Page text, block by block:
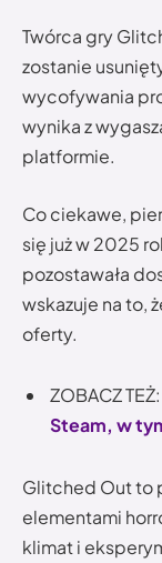
Twórca gry
zostanie
wycofywania
wynika z
platformie.
Co ciekawe,
się już w 2025
pozostawała
wskazuje na to,
oferty.
ZOBACZ TEŻ:
Steam, w
Glitched Out to
elementami
klimat i